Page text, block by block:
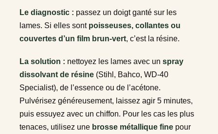
Le diagnostic : passez un doigt ganté sur les
lames. Si elles sont poisseuses, collantes ou
couvertes d’un film brun-vert, c’est la résine.
La solution : nettoyez les lames avec un spray
dissolvant de résine (Stihl, Bahco, WD-40
Specialist), de l’essence ou de l’acétone.
Pulvérisez généreusement, laissez agir 5 minutes,
puis essuyez avec un chiffon. Pour les cas les plus
tenaces, utilisez une brosse métallique fine pour